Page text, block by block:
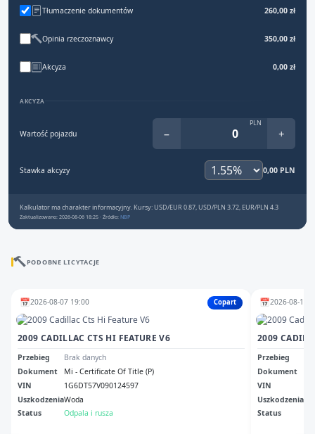
Tłumaczenie dokumentów 260,00 zł
Opinia rzeczoznawcy 350,00 zł
Akcyza 0,00 zł
AKCYZA
Wartość pojazdu −
PLN
+
Stawka akcyzy 0,00 PLN
Kalkulator ma charakter informacyjny. Kursy: USD/EUR 0.87, USD/PLN 3.72, EUR/PLN 4.3
Zaktualizowano: 2026-08-06 18:25 · Źródło: NBP
PODOBNE LICYTACJE
📅2026-08-07 19:00 Copart
2009 CADILLAC CTS HI FEATURE V6
Przebieg
Brak danych
Dokument
Mi - Certificate Of Title (P)
VIN
1G6DT57V090124597
UszkodzeniaWoda
Status
Odpala i rusza
📅2026-08-11
2009
Przebieg
Dokument
VIN
Uszkodzenia
Status